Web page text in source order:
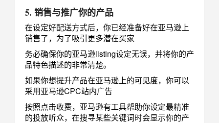
5. 销售与推广你的产品
在设定好配送方式后，你已经准备好在亚马逊上
销售了，为了吸引更多潜在买家
务必确保你的亚马逊listing设定无误，并将你的产
品特色描述的非常清楚。
如果你想提升产品在亚马逊上的可见度，你可以
采用亚马逊CPC站内广告
按照点击收费，亚马逊有工具帮助你设定最精准
的投放听众，在搜寻某些关键词时会显示你的产